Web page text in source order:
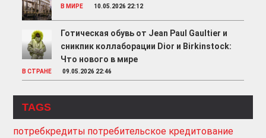
В МИРЕ 10.05.2026 22:12
Готическая обувь от Jean Paul Gaultier и
сникпик коллаборации Dior и Birkinstock:
Что нового в мире
В СТРАНЕ 09.05.2026 22:46
TAGS
потребкредиты потребительское кредитование